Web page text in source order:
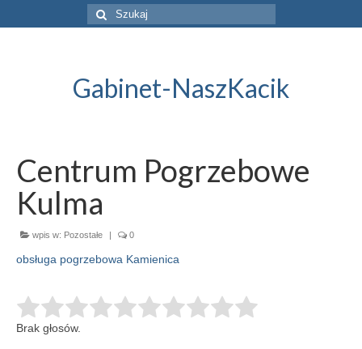
Szuklaj
w:
Gabinet-NaszKacik
Centrum Pogrzebowe
Kulma
wpis w: Pozostałe | 0
obsługa pogrzebowa Kamienica
Brak głosów.